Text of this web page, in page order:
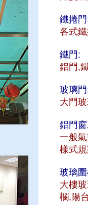
鐵捲
各式
鐵門:
鋁門,
玻璃
大門
鋁門
一般
樣式
玻璃
大樓
欄,陽